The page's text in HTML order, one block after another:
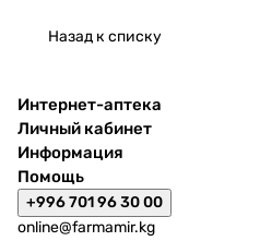
Назад к списку
Интернет-аптека
Личный кабинет
Информация
Помощь
+996 701 96 30 00
online@farmamir.kg